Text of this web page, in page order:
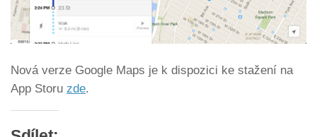
Nová verze Google Maps je k dispozici ke stažení na
App Storu zde.